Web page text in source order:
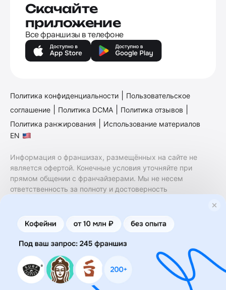
Скачайте
приложение
Все франшизы в телефоне
Политика конфиденциальности
Пользовательское
соглашение
Политика DCMA Политика отзывов
Политика ранжирования
Использование материалов
EN
Информация о франшизах, размещённых на сайте не
является офертой. Конечные условия уточняйте при
прямом общении с франчайзерами. Мы не несем
ответственность за полноту и достоверность
финансовые услуги. Заключение договоров
коммерческой концессии (франчайзинга) осуществляется
правообладателями/их представителями. Бизнесменс.ру
не является посредником или представителем
правообладателя и не несет ответственность за условия
предоставления франшизы и действия лиц,
осуществленные на основании информации, имеющейся